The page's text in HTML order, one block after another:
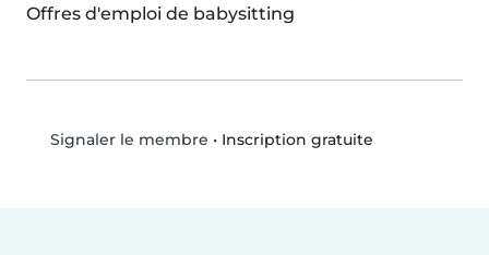
Offres d'emploi de babysitting
Signaler le membre • Inscription gratuite